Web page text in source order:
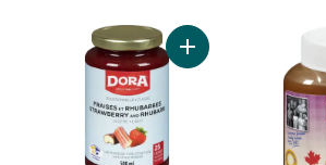
Ajouter Dora